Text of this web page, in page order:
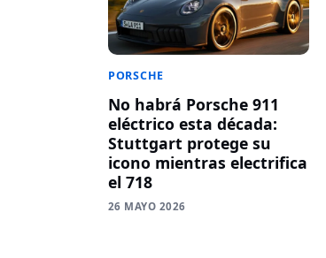
PORSCHE
No habrá Porsche 911
eléctrico esta década:
Stuttgart protege su
icono mientras electrifica
el 718
26 MAYO 2026